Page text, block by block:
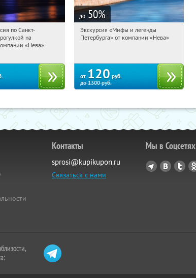
Купили:
по Санкт-
на
«Нева»
до 50%
14:28:01
Купи первым!
Экскурсия «Мифы и легенды
Петербурга» от компании «Нева»
от 120 руб.
до1300руб.
Контакты
sprosi@kupikupon.ru
Связаться с нами
Мы в Соцсетях